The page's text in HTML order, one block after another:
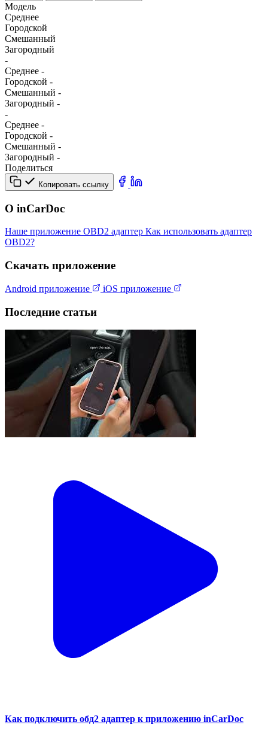
Модель
Среднее
Городской
Смешанный
Загородный
-
Среднее -
Городской -
Смешанный -
Загородный -
-
Среднее -
Городской -
Смешанный -
Загородный -
Поделиться
Копировать ссылку
О inCarDoc
Наше приложение OBD2 адаптер Как использовать адаптер
OBD2?
Скачать приложение
Android приложение iOS приложение
Последние статьи
Как подключить обд2 адаптер к приложению inCarDoc